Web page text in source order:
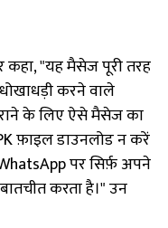
"यह मैसेज पूरी तरह
करने वाले
के लिए ऐसे मैसेज का
फ़ाइल डाउनलोड न करें
पर सिर्फ़ अपने
करता है।" उन